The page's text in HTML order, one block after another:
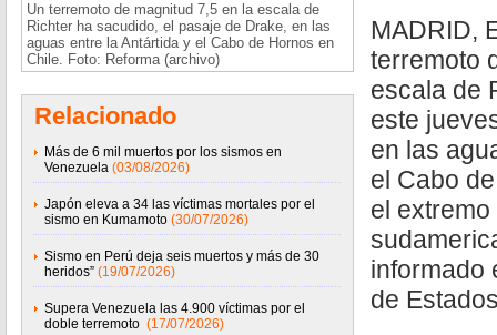
Un terremoto de magnitud 7,5 en la escala de
Richter ha sacudido, el pasaje de Drake, en las
aguas entre la Antártida y el Cabo de Hornos en
Chile. Foto: Reforma (archivo)
Relacionado
Más de 6 mil muertos por los sismos en
Venezuela (03/08/2026)
Japón eleva a 34 las víctimas mortales por el
sismo en Kumamoto (30/07/2026)
Sismo en Perú deja seis muertos y más de 30
heridos” (19/07/2026)
Supera Venezuela las 4.900 víctimas por el
doble terremoto (17/07/2026)
MADRID,
terremoto
escala de
este
en las
el Cabo
el
informado
de